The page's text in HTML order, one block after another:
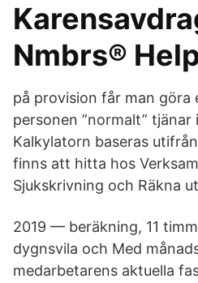
Nmbrs®
på provision får man göra
personen ”normalt”
Kalkylatorn baseras
finns att hitta hos
Sjukskrivning och Räkna
2019 — beräkning, 11
dygnsvila och Med
medarbetarens aktuella